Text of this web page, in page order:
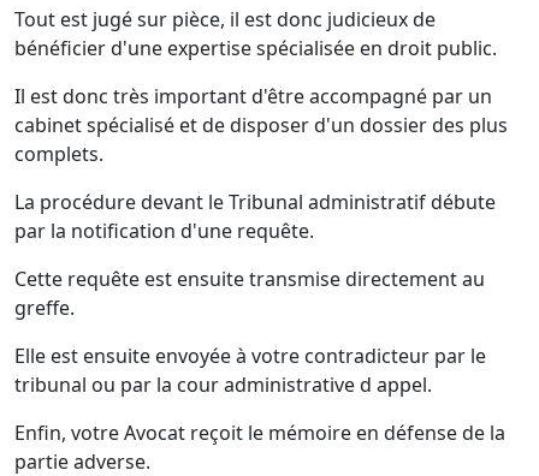
Tout est jugé sur pièce, il est donc judicieux de
bénéficier d'une expertise spécialisée en droit public.
Il est donc très important d'être accompagné par un
cabinet spécialisé et de disposer d'un dossier des plus
complets.
La procédure devant le Tribunal administratif débute
par la notification d'une requête.
Cette requête est ensuite transmise directement au
greffe.
Elle est ensuite envoyée à votre contradicteur par le
tribunal ou par la cour administrative d appel.
Enfin, votre Avocat reçoit le mémoire en défense de la
partie adverse.